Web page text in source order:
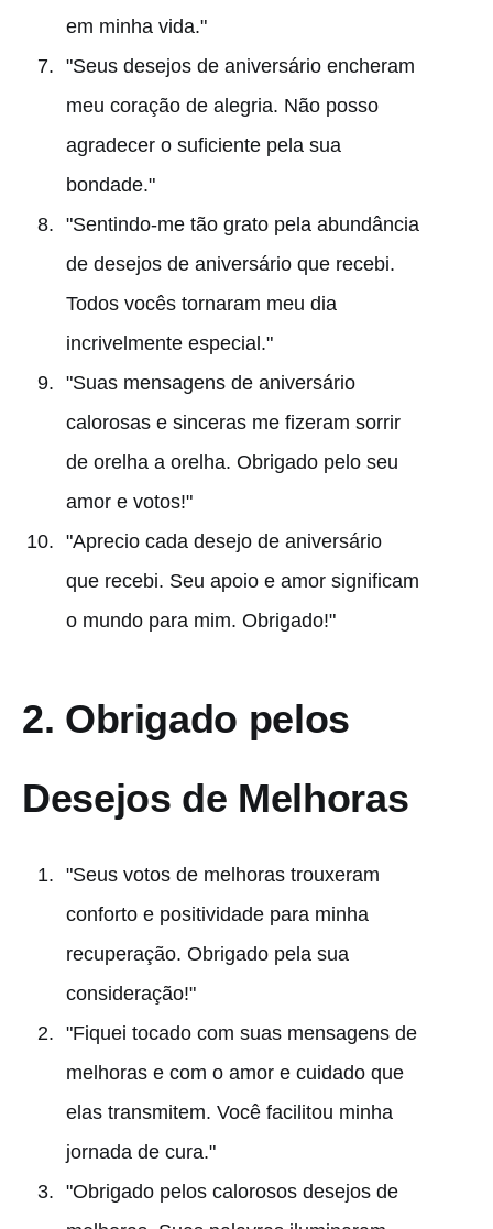
em minha vida."
"Seus desejos de aniversário encheram
meu coração de alegria. Não posso
agradecer o suficiente pela sua
bondade."
"Sentindo-me tão grato pela abundância
de desejos de aniversário que recebi.
Todos vocês tornaram meu dia
incrivelmente especial."
"Suas mensagens de aniversário
calorosas e sinceras me fizeram sorrir
de orelha a orelha. Obrigado pelo seu
amor e votos!"
"Aprecio cada desejo de aniversário
que recebi. Seu apoio e amor significam
o mundo para mim. Obrigado!"
2. Obrigado pelos
Desejos de Melhoras
"Seus votos de melhoras trouxeram
conforto e positividade para minha
recuperação. Obrigado pela sua
consideração!"
"Fiquei tocado com suas mensagens de
melhoras e com o amor e cuidado que
elas transmitem. Você facilitou minha
jornada de cura."
"Obrigado pelos calorosos desejos de